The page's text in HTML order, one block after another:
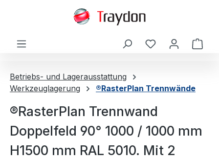
Betriebs- und Lagerausstattung
Werkzeuglagerung
®RasterPlan Trennwände
®RasterPlan Trennwand
Doppelfeld 90° 1000 / 1000 mm
H1500 mm RAL 5010. Mit 2